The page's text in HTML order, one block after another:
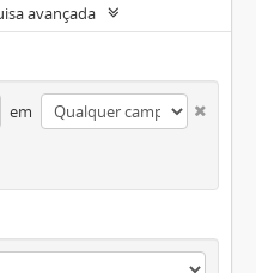
avançada
em